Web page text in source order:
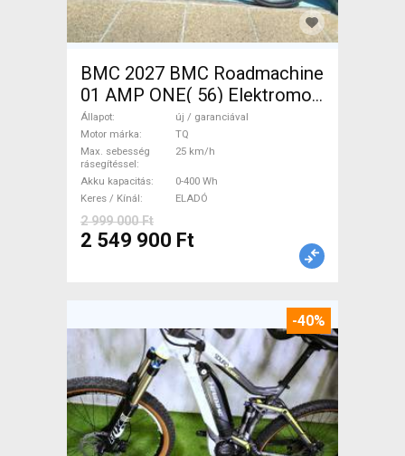
BMC 2027 BMC Roadmachine
01 AMP ONE( 56) Elektromos
Országúti / Gravel TQ új /
garanciával ELADÓ
Állapot
új / garanciával
Motor márka
TQ
Max. sebesség
rásegítéssel
25 km/h
Akku kapacitás
0-400 Wh
Keres / Kínál
ELADÓ
2 999 000 Ft
2 549 900 Ft
-40%